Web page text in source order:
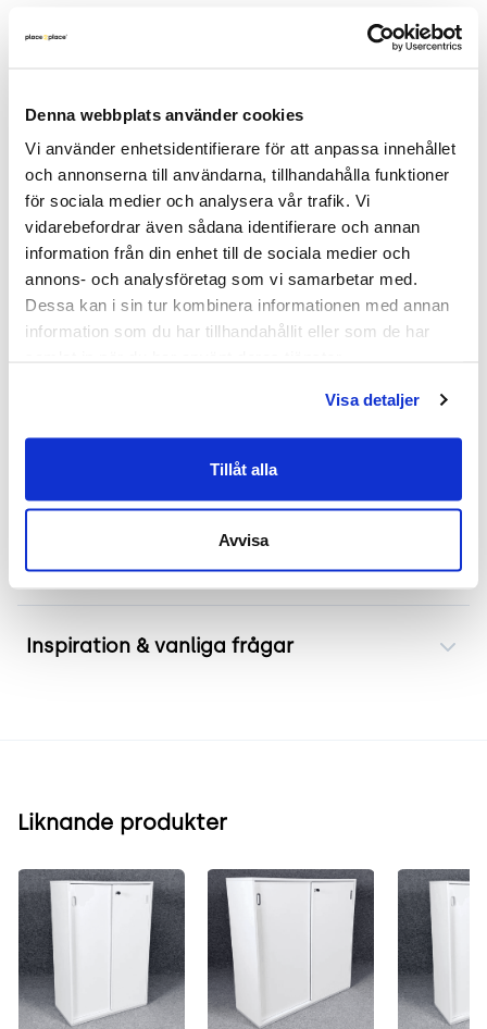
Denna webbplats använder cookies
Vi använder enhetsidentifierare för att anpassa innehållet
och annonserna till användarna, tillhandahålla funktioner
för sociala medier och analysera vår trafik. Vi
vidarebefordrar även sådana identifierare och annan
information från din enhet till de sociala medier och
annons- och analysföretag som vi samarbetar med.
Dessa kan i sin tur kombinera informationen med annan
information som du har tillhandahållit eller som de har
Visa detaljer
Tillåt alla
Avvisa
Produkten i korthet
Mått: Bredd 118 cm, Djup 41.5 cm, Höjd 120 cm
Skick: 3/5
2 års garanti
Mer om Reflect
Begagnat skåp från Edsbyn modell Reflect är
perfekt för effektiv förvaring. Dess vita skjutdörrar
hjälper till att spara utrymme samtidigt som de
och arbetsmaterial. Låset på dörren säkerställer
trygg förvaring av viktiga dokument eller
personliga tillhörigheter.
Frakt & leverans
Inspiration & vanliga frågar
Liknande produkter